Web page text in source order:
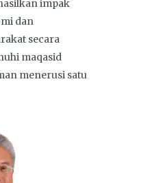
impak
dan
secara
maqasid
menerusi satu